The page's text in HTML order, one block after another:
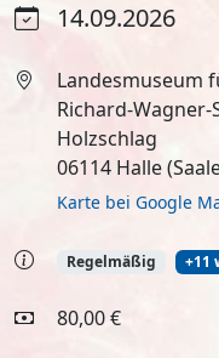
14.09.2026
Landesmuseum
Richard-Wagner-
Holzschlag
06114 Halle
Karte bei Google
Regelmäßig +11
80,00 €